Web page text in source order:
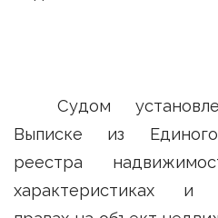
Судом
Выписке из Единого
реестра
характеристиках и